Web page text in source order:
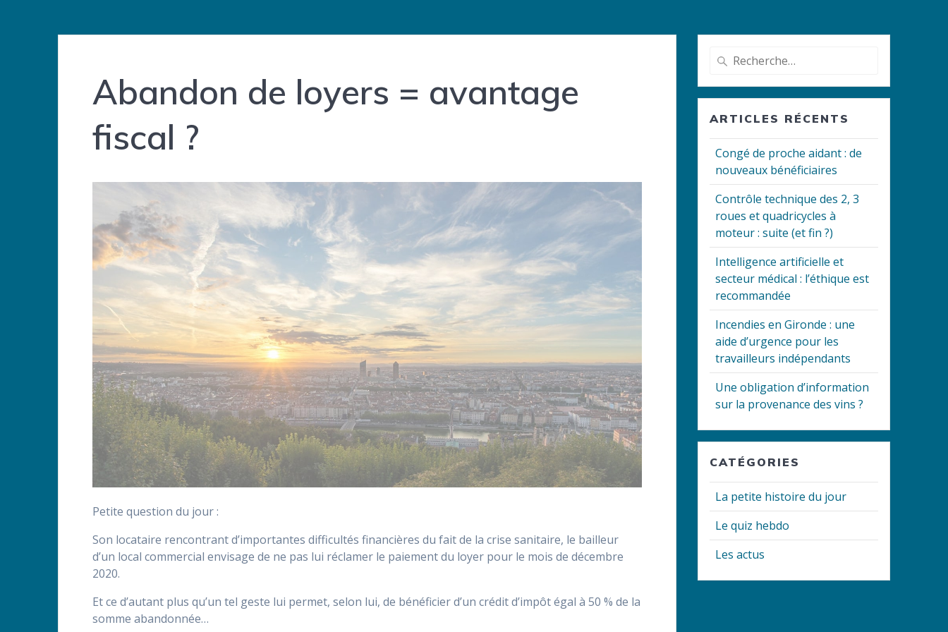
Abandon de loyers = avantage
fiscal ?
Petite question du jour :
Son locataire rencontrant d’importantes difficultés financières du fait de la crise sanitaire, le bailleur
d’un local commercial envisage de ne pas lui réclamer le paiement du loyer pour le mois de décembre
2020.
Et ce d’autant plus qu’un tel geste lui permet, selon lui, de bénéficier d’un crédit d’impôt égal à 50 % de la
somme abandonnée…
Recherche
:
ARTICLES RÉCENTS
Congé de proche aidant : de
nouveaux bénéficiaires
Contrôle technique des 2, 3
roues et quadricycles à
moteur : suite (et fin ?)
Intelligence artificielle et
secteur médical : l’éthique est
recommandée
Incendies en Gironde : une
aide d’urgence pour les
travailleurs indépendants
Une obligation d’information
sur la provenance des vins ?
CATÉGORIES
La petite histoire du jour
Le quiz hebdo
Les actus